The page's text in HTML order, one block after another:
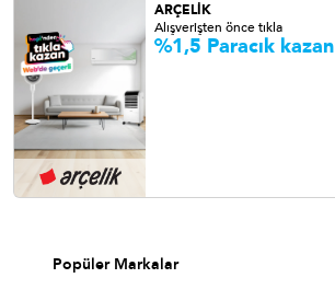
ARÇELİK
Alışverişten önce tıkla
%1,5 Paracık kazan
Popüler Markalar